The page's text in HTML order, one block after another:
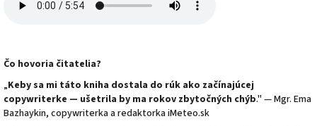
Čo hovoria čitatelia?
„Keby sa mi táto kniha dostala do rúk ako začínajúcej
copywriterke — ušetrila by ma rokov zbytočných chýb." — Mgr. Ema
Bazhaykin, copywriterka a redaktorka iMeteo.sk